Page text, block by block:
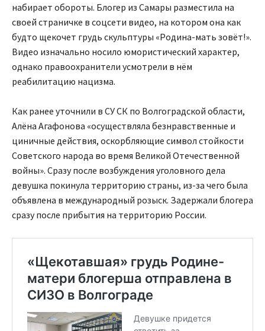
набирает обороты. Блогер из Самары разместила на
своей страничке в соцсети видео, на котором она как
будто щекочет грудь скульптуры «Родина-мать зовёт!».
Видео изначально носило юмористический характер,
однако правоохранители усмотрели в нём
реабилитацию нацизма.
Как ранее уточнили в СУ СК по Волгоградской области,
Алёна Агафонова «осуществляла безнравственные и
циничные действия, оскорбляющие символ стойкости
Советского народа во время Великой Отечественной
войны». Сразу после возбуждения уголовного дела
девушка покинула территорию страны, из-за чего была
объявлена в международный розыск. Задержали блогера
сразу после прибытия на территорию России.